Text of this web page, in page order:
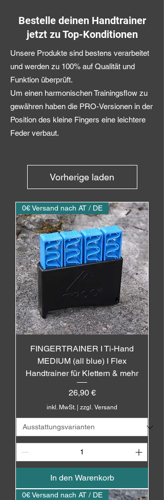
Bestelle deinen Handtrainer
jetzt zu Top-Konditionen
Unsere Produkte sind bestens verarbeitet
und werden zu 100% auf Qualität und
Funktion überprüft.
Um einen harmonischen Trainingsflow zu
gewähren haben die PRO-Versionen in der
Position des kleine Fingers eine leichtere
Feder verbaut.
Vorherige laden
0€ Versand nach AT / DE
FINGERTRAINER I Ti-Hand
MEDIUM (all blue) I Flex
Handtrainer für Klettern & mehr
Preis
26,90 €
inkl. MwSt.| zzgl. Versand
In den Warenkorb
0€ Versand nach AT / DE